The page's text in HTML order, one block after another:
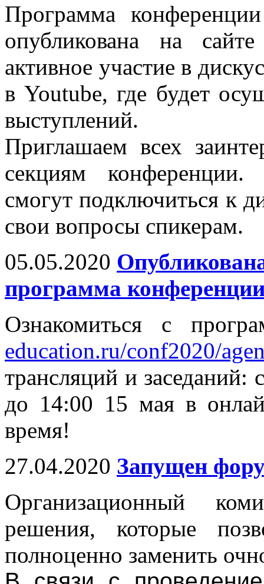
Программа
опубликована на
активное участие в
в Youtube, где будет
выступлений.
Приглашаем всех
секциям конференции.
смогут подключиться к
свои вопросы спикерам.
05.05.2020
программа
Ознакомиться с
education.ru/conf2020/
трансляций и
до 14:00 15 мая в
время!
27.04.2020 Запущен
Организационный
решения, которые
полноценно заменить